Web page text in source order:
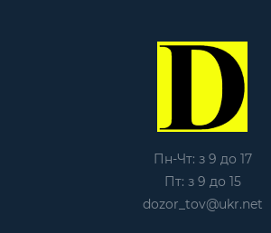
Пн-Чт: з 9 до 17
Пт: з 9 до 15
dozor_tov@ukr.net